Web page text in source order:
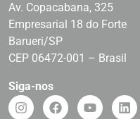
Av. Copacabana, 325
Empresarial 18 do Forte
Barueri/SP
CEP 06472-001 – Brasil
Siga-nos